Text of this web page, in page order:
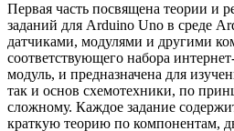
Первая часть посвящена теории и
заданий для Arduino Uno в среде
датчиками, модулями и другими
соответствующего набора
модуль, и предназначена для
так и основ схемотехники, по
сложному. Каждое задание
краткую теорию по компонентам,